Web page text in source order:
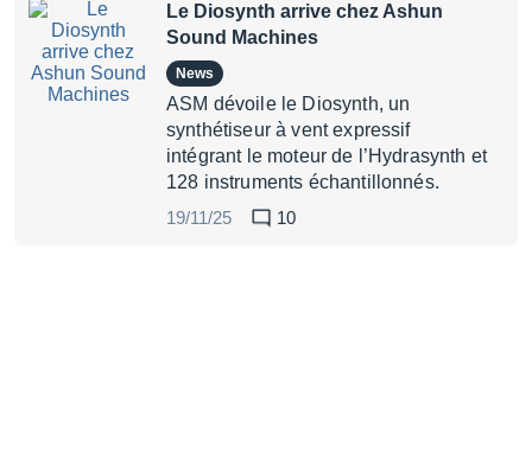
Le Diosynth arrive chez Ashun
Sound Machines
News
ASM dévoile le Diosynth, un
synthétiseur à vent expressif
intégrant le moteur de l’Hydrasynth et
128 instruments échantillonnés.
19/11/25
10